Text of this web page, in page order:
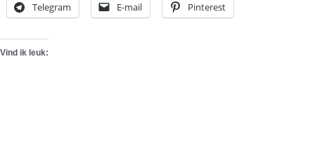
Telegram E-mail Pinterest
Vind ik leuk: